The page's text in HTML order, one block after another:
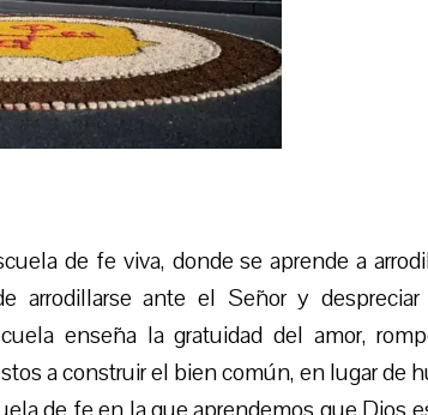
de fe viva, donde se aprende a
arrodillarse ante el Señor y
enseña la gratuidad del amor,
a construir el bien común, en lugar de